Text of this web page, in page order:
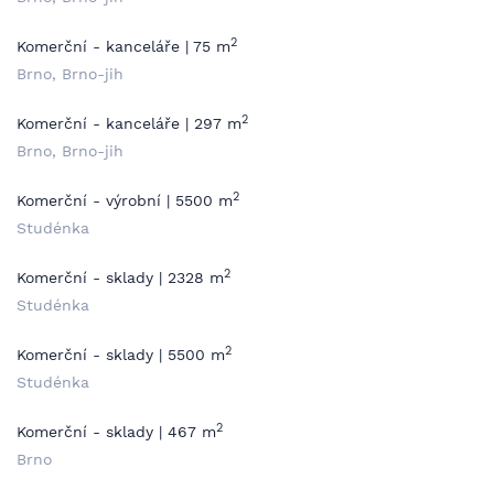
Komerční - kanceláře | 75 m2
Brno, Brno-jih
Komerční - kanceláře | 297 m2
Brno, Brno-jih
Komerční - výrobní | 5500 m2
Studénka
Komerční - sklady | 2328 m2
Studénka
Komerční - sklady | 5500 m2
Studénka
Komerční - sklady | 467 m2
Brno